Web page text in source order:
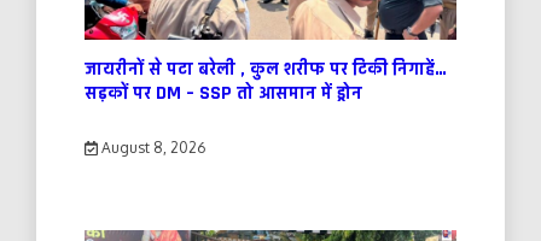
जायरीनों से पटा बरेली , कुल शरीफ पर टिकी निगाहें…
सड़कों पर DM – SSP तो आसमान में ड्रोन
August 8, 2026